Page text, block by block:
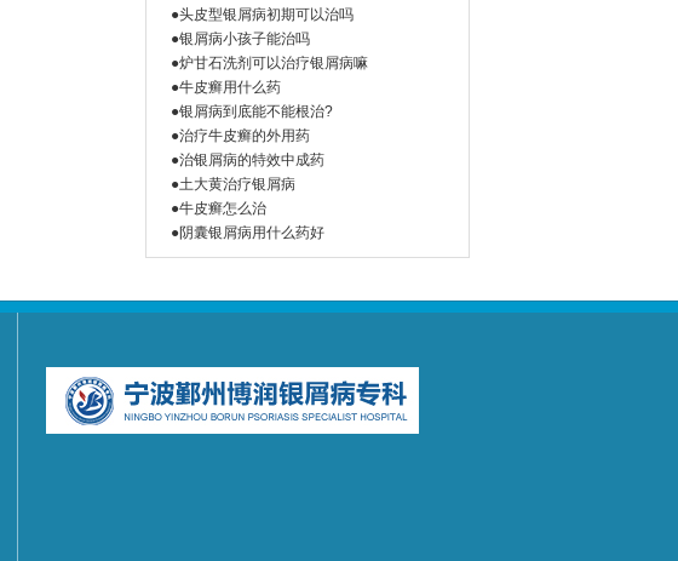
●头皮型银屑病初期可以治吗
●银屑病小孩子能治吗
●炉甘石洗剂可以治疗银屑病嘛
●牛皮癣用什么药
●银屑病到底能不能根治?
●治疗牛皮癣的外用药
●治银屑病的特效中成药
●土大黄治疗银屑病
●牛皮癣怎么治
●阴囊银屑病用什么药好